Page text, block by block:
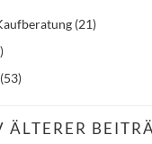
(21)
(53)
ÄLTERER